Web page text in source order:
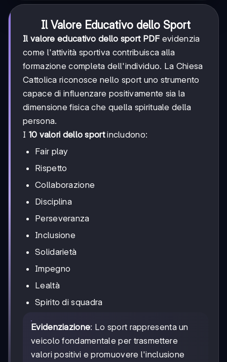
Il Valore Educativo dello Sport
Il valore educativo dello sport PDF evidenzia
come l'attività sportiva contribuisca alla
formazione completa dell'individuo. La Chiesa
Cattolica riconosce nello sport uno strumento
capace di influenzare positivamente sia la
dimensione fisica che quella spirituale della
persona.
I 10 valori dello sportincludono:
Fair play
Rispetto
Collaborazione
Disciplina
Perseveranza
Inclusione
Solidarietà
Impegno
Lealtà
Spirito di squadra
Evidenziazione: Lo sport rappresenta un
veicolo fondamentale per trasmettere
valori positivi e promuovere l'inclusione